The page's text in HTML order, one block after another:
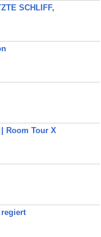
SCHLIFF,
Room Tour X
regiert